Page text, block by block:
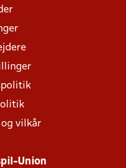
og vilkår
Union